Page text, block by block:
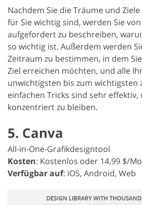
Nachdem Sie die Träume und
für Sie wichtig sind, werden Sie
aufgefordert zu beschreiben,
so wichtig ist. Außerdem werden
Zeitraum zu bestimmen, in dem
Ziel erreichen möchten, und alle
unwichtigsten bis zum wichtigsten
einfachen Tricks sind sehr
konzentriert zu bleiben.
5. Canva
All-in-One-Grafikdesigntool
Kosten: Kostenlos oder 14,99 $/
Verfügbar auf: iOS, Android, Web